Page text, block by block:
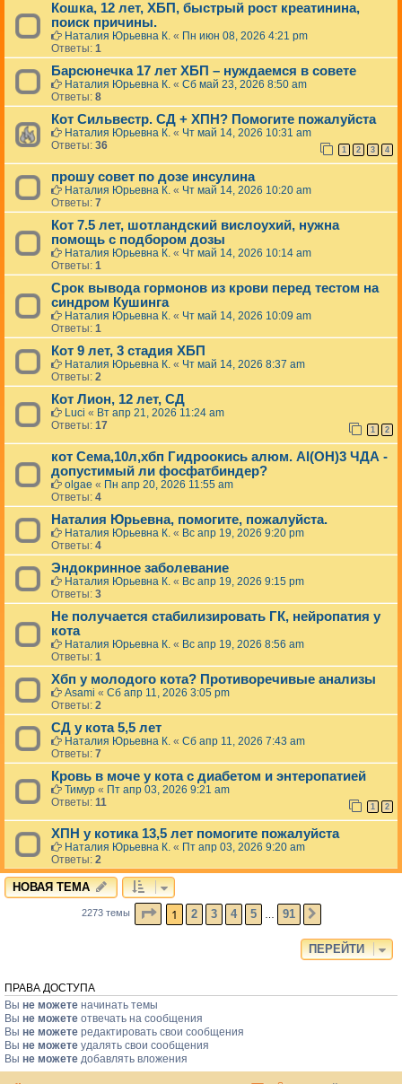
Кошка, 12 лет, ХБП, быстрый рост креатинина,
поиск причины.
Наталия Юрьевна К. « Пн июн 08, 2026 4:21 pm
Ответы: 1
Барсюнечка 17 лет ХБП – нуждаемся в совете
Наталия Юрьевна К. « Сб май 23, 2026 8:50 am
Ответы: 8
Кот Сильвестр. СД + ХПН? Помогите пожалуйста
Наталия Юрьевна К. « Чт май 14, 2026 10:31 am
Ответы: 36 1 2 3 4
прошу совет по дозе инсулина
Наталия Юрьевна К. « Чт май 14, 2026 10:20 am
Ответы: 7
Кот 7.5 лет, шотландский вислоухий, нужна
помощь с подбором дозы
Наталия Юрьевна К. « Чт май 14, 2026 10:14 am
Ответы: 1
Срок вывода гормонов из крови перед тестом на
синдром Кушинга
Наталия Юрьевна К. « Чт май 14, 2026 10:09 am
Ответы: 1
Кот 9 лет, 3 стадия ХБП
Наталия Юрьевна К. « Чт май 14, 2026 8:37 am
Ответы: 2
Кот Лион, 12 лет, СД
Luci « Вт апр 21, 2026 11:24 am
Ответы: 17 1 2
кот Сема,10л,хбп Гидроокись алюм. Al(OH)3 ЧДА -
допустимый ли фосфатбиндер?
olgae « Пн апр 20, 2026 11:55 am
Ответы: 4
Наталия Юрьевна, помогите, пожалуйста.
Наталия Юрьевна К. « Вс апр 19, 2026 9:20 pm
Ответы: 4
Эндокринное заболевание
Наталия Юрьевна К. « Вс апр 19, 2026 9:15 pm
Ответы: 3
Не получается стабилизировать ГК, нейропатия у
кота
Наталия Юрьевна К. « Вс апр 19, 2026 8:56 am
Ответы: 1
Хбп у молодого кота? Противоречивые анализы
Asami « Сб апр 11, 2026 3:05 pm
Ответы: 2
СД у кота 5,5 лет
Наталия Юрьевна К. « Сб апр 11, 2026 7:43 am
Ответы: 7
Кровь в моче у кота с диабетом и энтеропатией
Тимур « Пт апр 03, 2026 9:21 am
Ответы: 11 1 2
ХПН у котика 13,5 лет помогите пожалуйста
Наталия Юрьевна К. « Пт апр 03, 2026 9:20 am
Ответы: 2
НОВАЯ ТЕМА
2273 темы СТРАНИЦА ИЗ91
1 2 3 4 5 91
ПЕРЕЙТИ
ПРАВА ДОСТУПА
Вы не можете начинать темы
Вы не можете отвечать на сообщения
Вы не можете редактировать свои сообщения
Вы не можете удалять свои сообщения
Вы не можете добавлять вложения